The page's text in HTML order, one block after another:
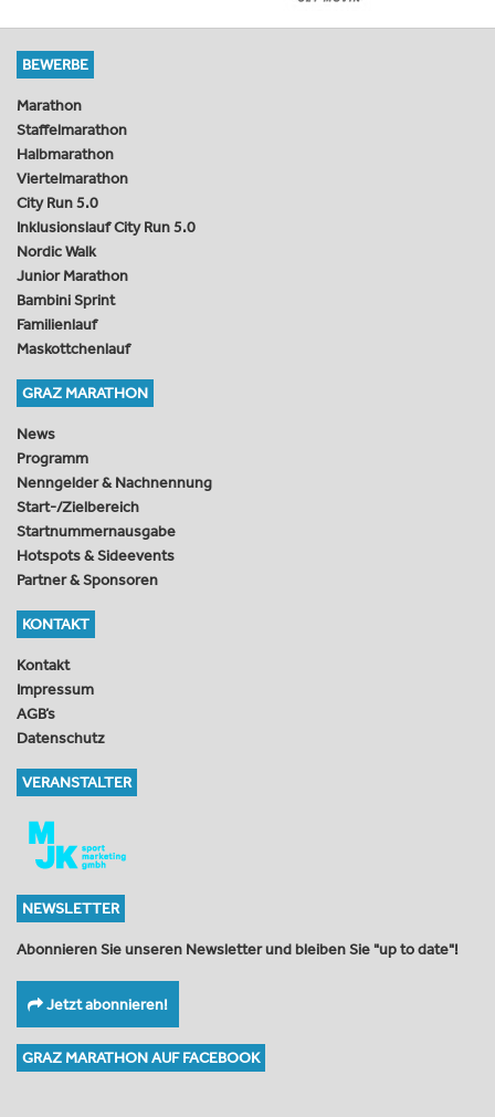
BEWERBE
Marathon
Staffelmarathon
Halbmarathon
Viertelmarathon
City Run 5.0
Inklusionslauf City Run 5.0
Nordic Walk
Junior Marathon
Bambini Sprint
Familienlauf
Maskottchenlauf
GRAZ MARATHON
News
Programm
Nenngelder & Nachnennung
Start-/Zielbereich
Startnummernausgabe
Hotspots & Sideevents
Partner & Sponsoren
KONTAKT
Kontakt
Impressum
AGB’s
Datenschutz
VERANSTALTER
NEWSLETTER
Abonnieren Sie unseren Newsletter und bleiben Sie "up to date"!
Jetzt abonnieren!
GRAZ MARATHON AUF FACEBOOK